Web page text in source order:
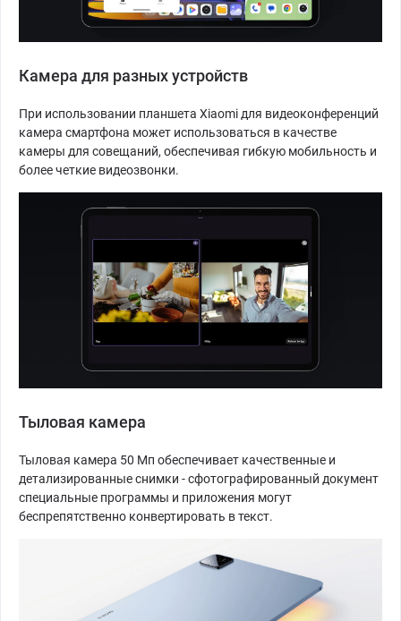
Камера для разных устройств
При использовании планшета Xiaomi для видеоконференций
камера смартфона может использоваться в качестве
камеры для совещаний, обеспечивая гибкую мобильность и
более четкие видеозвонки.
Тыловая камера
Тыловая камера 50 Мп обеспечивает качественные и
детализированные снимки - сфотографированный документ
специальные программы и приложения могут
беспрепятственно конвертировать в текст.